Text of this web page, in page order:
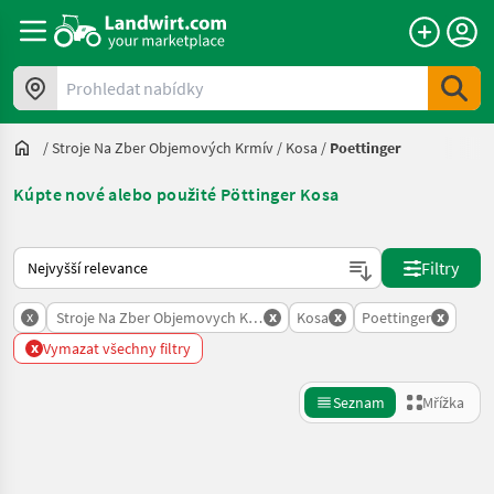
Prohledat nabídky
/Stroje Na Zber Objemových Krmív / Kosa / Poettinger
Kúpte nové alebo použité Pöttinger Kosa
Takto se řadí nabídky na Landwirt.com
Filtry
x Stroje Na Zber Objemovych Krmiv
x Kosa x Poettinger x
x Vymazat všechny filtry
Seznam Mřížka